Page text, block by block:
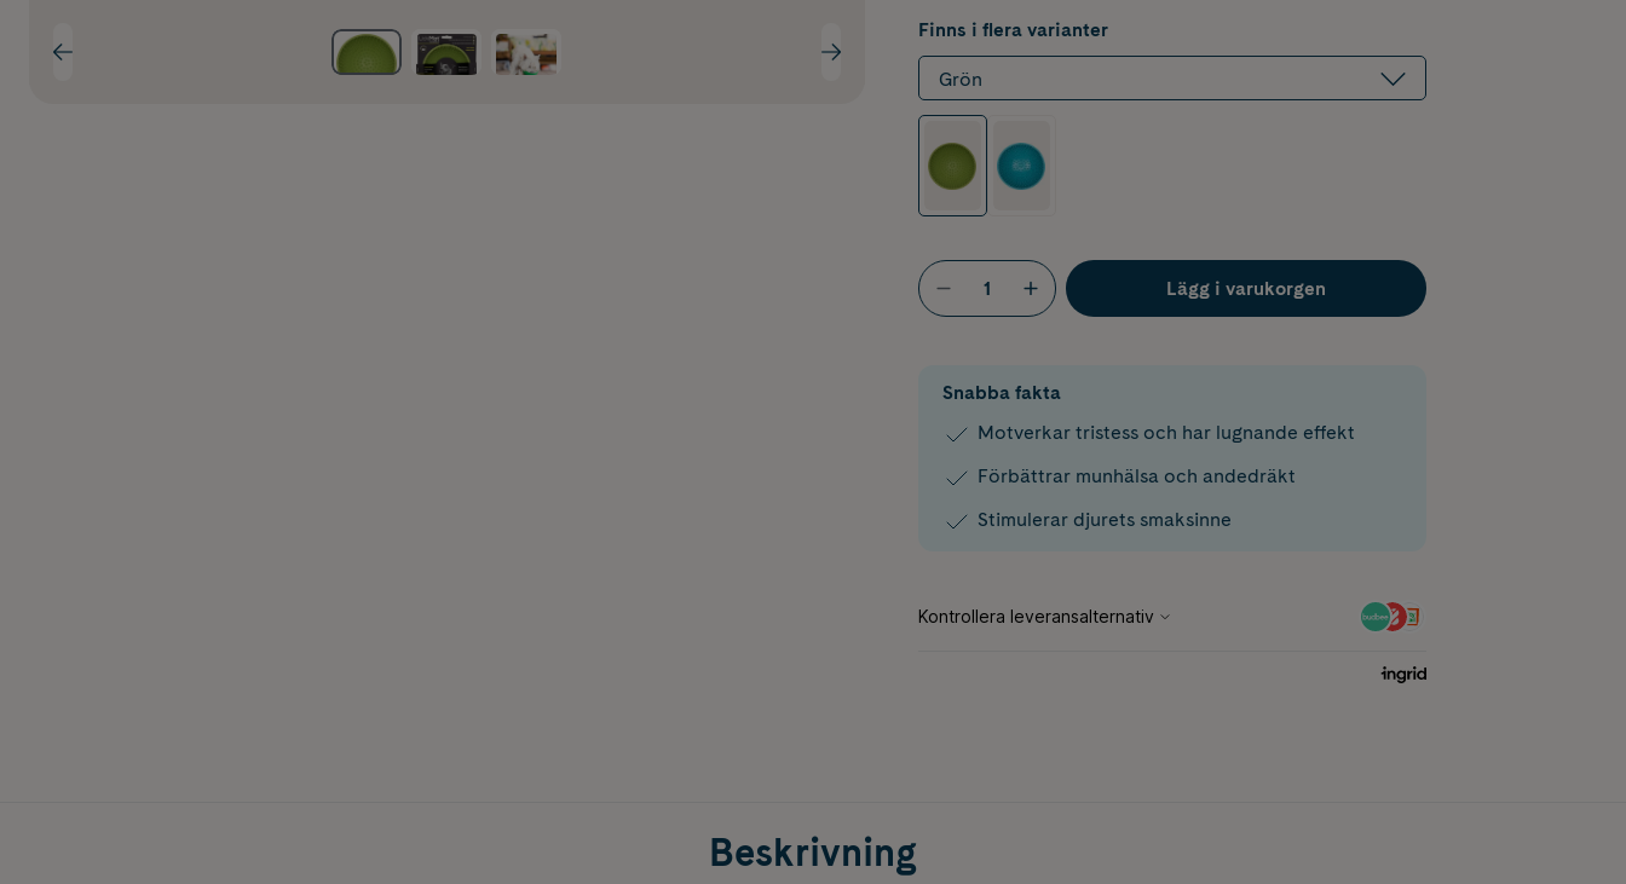
Finns i flera varianter
Grön
Lägg i varukorgen
Snabba fakta
Motverkar tristess och har lugnande effekt
Förbättrar munhälsa och andedräkt
Stimulerar djurets smaksinne
Beskrivning